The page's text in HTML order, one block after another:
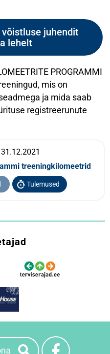
juhendit
lehelt
PROGRAMMI
mis on
ja mida saab
registreerunute
treeningkilomeetrid
Tulemused